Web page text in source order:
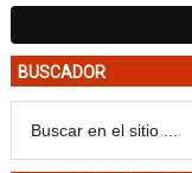
BUSCADOR